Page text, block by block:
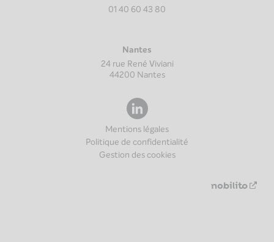
01 40 60 43 80
Nantes
24 rue René Viviani
44200 Nantes
Mentions légales
Politique de confidentialité
Gestion des cookies